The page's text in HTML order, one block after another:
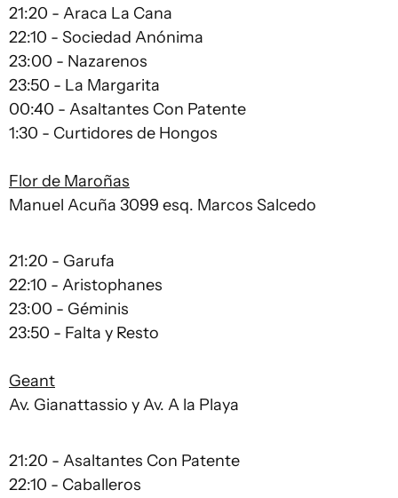
21:20 - Araca La Cana
22:10 - Sociedad Anónima
23:00 - Nazarenos
23:50 - La Margarita
00:40 - Asaltantes Con Patente
1:30 - Curtidores de Hongos
Flor de Maroñas
Manuel Acuña 3099 esq. Marcos Salcedo
21:20 - Garufa
22:10 - Aristophanes
23:00 - Géminis
23:50 - Falta y Resto
Geant
Av. Gianattassio y Av. A la Playa
21:20 - Asaltantes Con Patente
22:10 - Caballeros